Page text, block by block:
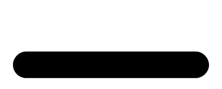
Диагностика, ремонт проводки Вольво
Замена турбины двигателя Вольво